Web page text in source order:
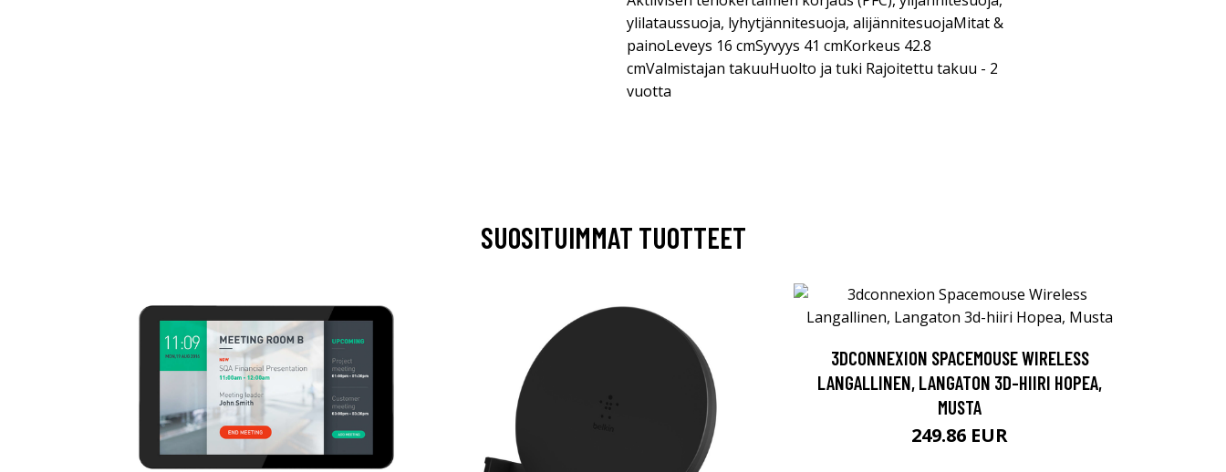
ylilataussuoja, lyhytjännitesuoja, alijännitesuojaMitat &
painoLeveys 16 cmSyvyys 41 cmKorkeus 42.8
cmValmistajan takuuHuolto ja tuki Rajoitettu takuu - 2
vuotta
SUOSITUIMMAT TUOTTEET
3DCONNEXION SPACEMOUSE WIRELESS
LANGALLINEN, LANGATON 3D-HIIRI HOPEA,
MUSTA
249.86 EUR